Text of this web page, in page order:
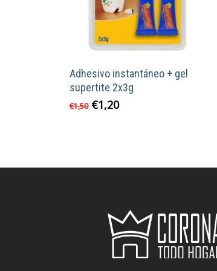
Adhesivo instantáneo + gel
supertite 2x3g
€1,50 El
€1,20El